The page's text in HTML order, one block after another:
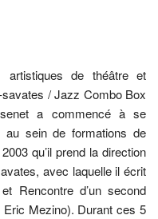
artistiques de théâtre et
/ Jazz Combo Box
a commencé à se
au sein de formations de
qu’il prend la direction
avec laquelle il écrit
Rencontre d’un second
Mezino). Durant ces 5